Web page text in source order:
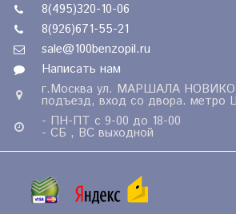
8(495)320-10-06
8(926)671-55-21
sale@100benzopil.ru
Написать нам
г.Москва ул. МАРШАЛА
подъезд, вход со двора. метро
- ПН-ПТ с 9-00 до 18-00
- СБ , ВС выходной